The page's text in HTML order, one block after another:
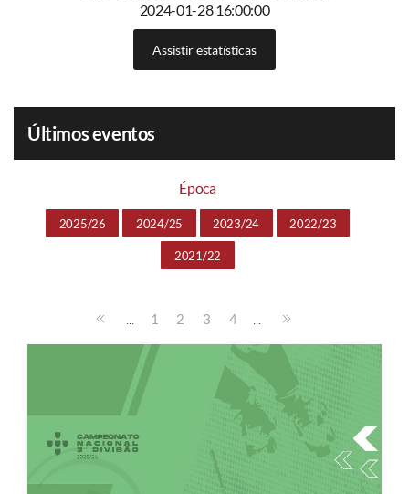
2024-01-28 16:00:00
Assistir estatísticas
Últimos eventos
Época
2025/26 2024/25 2023/24 2022/23
2021/22
... 1 2 3 4 ...